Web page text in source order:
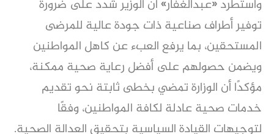
واستطرد «عبدالغفار» أن الوزير شدد على ضرورة
توفير أطراف صناعية ذات جودة عالية للمرضى
المستحقين، بما يرفع العبء عن كاهل المواطنين
ويضمن حصولهم على أفضل رعاية صحية ممكنة،
مؤكدًا أن الوزارة تمضي بخطى ثابتة نحو تقديم
خدمات صحية عادلة لكافة المواطنين، وفقًا
لتوجيهات القيادة السياسية بتحقيق العدالة الصحية.